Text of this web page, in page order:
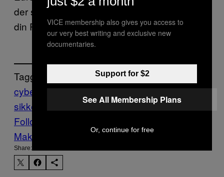
der skal forhindre hackerne i at få adgang til
din PC. Dem kan du læseher.
Tagged:
cyberangreb Det sker lige nu Hacking IT-
sikkerhed
wannacry windows
Follow Us On Discover
Make Us Preferred In Top Stories
Share:
VICE membership also gives you access to
our very best writing and exclusive new
documentaries.
Support for $2
See All Membership Plans
Or, continue for free